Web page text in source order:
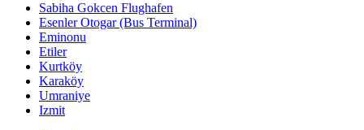
Sabiha Gokcen Flughafen
Esenler Otogar (Bus Terminal)
Eminonu
Etiler
Kurtköy
Karaköy
Umraniye
Izmit